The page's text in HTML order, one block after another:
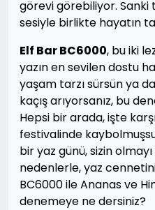
görevi görebiliyor.
sesiyle birlikte hayatın
Elf Bar BC6000, bu iki
yazın en sevilen dostu
yaşam tarzı sürsün ya
kaçış arıyorsanız, bu
Hepsi bir arada, işte
festivalinde
bir yaz günü, sizin
nedenlerle, yaz
BC6000 ile Ananas ve
denemeye ne dersiniz?